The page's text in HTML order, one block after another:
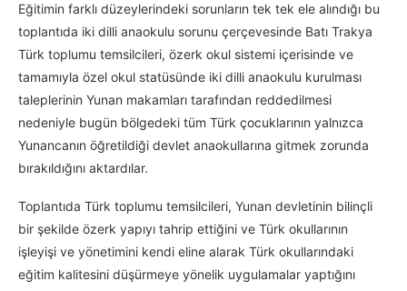
Eğitimin farklı düzeylerindeki sorunların tek tek ele alındığı bu
toplantıda iki dilli anaokulu sorunu çerçevesinde Batı Trakya
Türk toplumu temsilcileri, özerk okul sistemi içerisinde ve
tamamıyla özel okul statüsünde iki dilli anaokulu kurulması
taleplerinin Yunan makamları tarafından reddedilmesi
nedeniyle bugün bölgedeki tüm Türk çocuklarının yalnızca
Yunancanın öğretildiği devlet anaokullarına gitmek zorunda
bırakıldığını aktardılar.
Toplantıda Türk toplumu temsilcileri, Yunan devletinin bilinçli
bir şekilde özerk yapıyı tahrip ettiğini ve Türk okullarının
işleyişi ve yönetimini kendi eline alarak Türk okullarındaki
eğitim kalitesini düşürmeye yönelik uygulamalar yaptığını